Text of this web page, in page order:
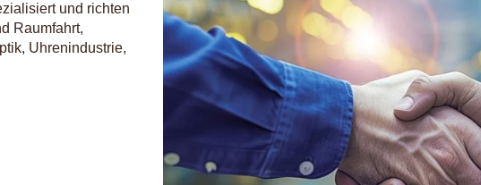
und richten
Raumfahrt,
Uhrenindustrie,